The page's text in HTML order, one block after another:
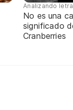
Analizando
No es una
significado
Cranberries